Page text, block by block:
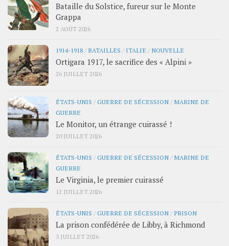
Bataille du Solstice, fureur sur le Monte
Grappa
2 AOÛT 2026
1914-1918 / BATAILLES / ITALIE / NOUVELLE
Ortigara 1917, le sacrifice des « Alpini »
26 JUILLET 2026
ÉTATS-UNIS /GUERRE DE SÉCESSION / MARINE DE
GUERRE
Le Monitor, un étrange cuirassé !
20 JUILLET 2026
ÉTATS-UNIS /GUERRE DE SÉCESSION / MARINE DE
GUERRE
Le Virginia, le premier cuirassé
12 JUILLET 2026
ÉTATS-UNIS /GUERRE DE SÉCESSION / PRISON
La prison confédérée de Libby, à Richmond
5 JUILLET 2026